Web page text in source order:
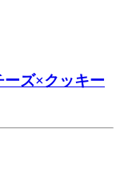
ーズ×クッキー